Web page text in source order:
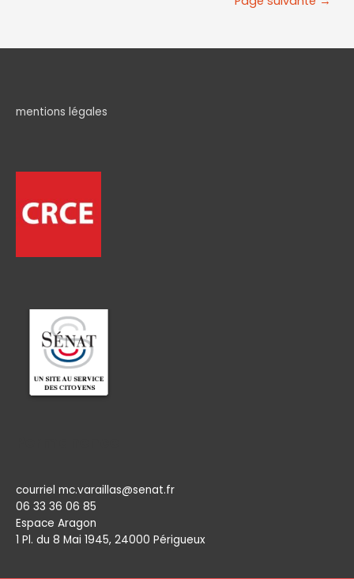
mentions légales
courriel mc.varaillas@senat.fr
06 33 36 06 85
Espace Aragon
1 Pl. du 8 Mai 1945, 24000 Périgueux​